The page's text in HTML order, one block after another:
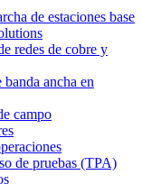
de estaciones base
redes de cobre y
ancha en
campo
de pruebas (TPA)